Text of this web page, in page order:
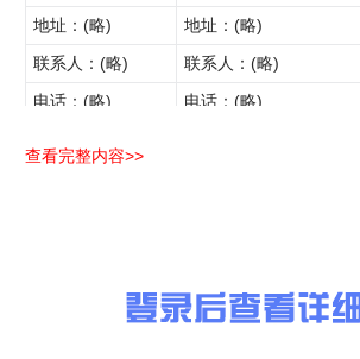
地址：(略)
地址：(略)
联系人：(略)
联系人：(略)
电话：(略)
电话：(略)
标段（包）名称:
行政监督机构: 龙泉市住房和城乡建设局
查看完整内容>>